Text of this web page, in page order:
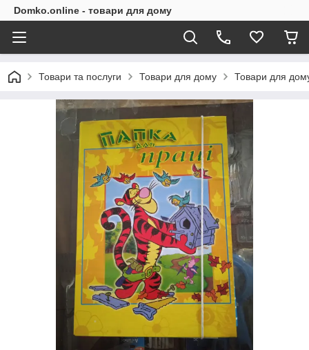
Domko.online - товари для дому
Товари та послуги Товари для дому Товари для